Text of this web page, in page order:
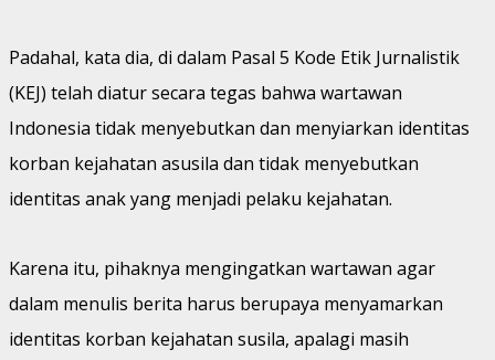
Padahal, kata dia, di dalam Pasal 5 Kode Etik Jurnalistik
(KEJ) telah diatur secara tegas bahwa wartawan
Indonesia tidak menyebutkan dan menyiarkan identitas
korban kejahatan asusila dan tidak menyebutkan
identitas anak yang menjadi pelaku kejahatan.
Karena itu, pihaknya mengingatkan wartawan agar
dalam menulis berita harus berupaya menyamarkan
identitas korban kejahatan susila, apalagi masih